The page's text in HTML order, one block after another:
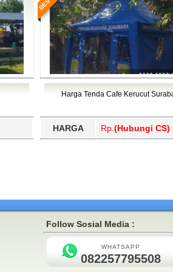
Harga Tenda Cafe Kerucut
HARGA Rp. (Hubungi CS)
Follow Sosial Media :
WHATSAPP
082257795508